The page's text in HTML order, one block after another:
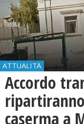
ATTUALITÀ
Accordo
caserma a